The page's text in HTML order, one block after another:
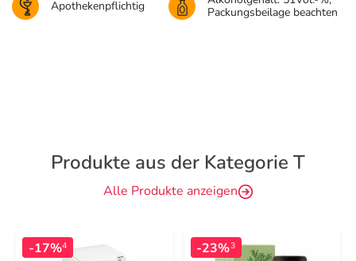
Apothekenpflichtig
Packungsbeilage beachten
Produkte aus der Kategorie T
Alle Produkte anzeigen
-17%4 -23%3